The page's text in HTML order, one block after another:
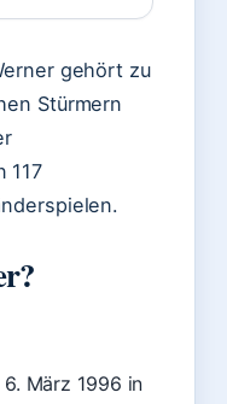
gehört zu
Stürmern
117
März 1996 in